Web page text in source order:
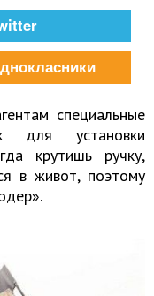
специальные
для установки
крутишь ручку,
в живот, поэтому